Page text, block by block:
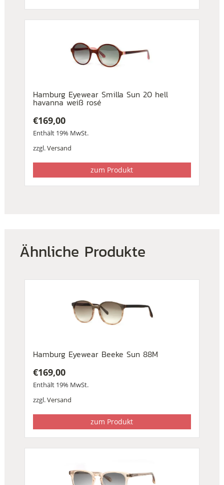
Hamburg Eyewear Smilla Sun 20 hell
havanna weiß rosé
€169,00
Enthält 19% MwSt.
zzgl.Versand
zum Produkt
Ähnliche Produkte
Hamburg Eyewear Beeke Sun 88M
€169,00
Enthält 19% MwSt.
zzgl.Versand
zum Produkt